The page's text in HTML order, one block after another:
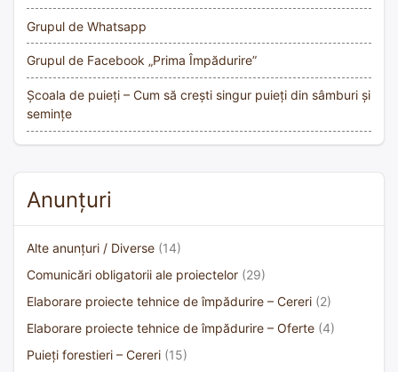
Grupul de Whatsapp
Grupul de Facebook „Prima Împădurire”
Școala de puieți – Cum să crești singur puieți din sâmburi și
semințe
Anunțuri
Alte anunțuri / Diverse (14)
Comunicări obligatorii ale proiectelor (29)
Elaborare proiecte tehnice de împădurire – Cereri (2)
Elaborare proiecte tehnice de împădurire – Oferte (4)
Puieți forestieri – Cereri (15)